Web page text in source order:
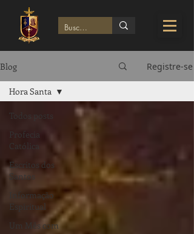
Blog Registre-se
Todos posts
Profecia
Católica
Escritos dos
Santos
Informação
Espiritual
Um Mês com
Hora Santa